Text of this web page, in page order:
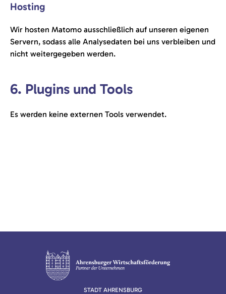
Hosting
Wir hosten Matomo ausschließlich auf unseren eigenen
Servern, sodass alle Analysedaten bei uns verbleiben und
nicht weitergegeben werden.
6. Plugins und Tools
Es werden keine externen Tools verwendet.
STADT AHRENSBURG